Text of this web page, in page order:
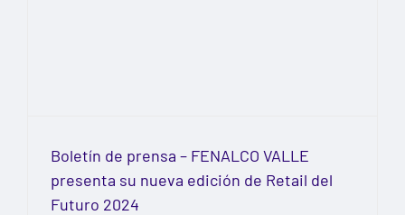
Boletín de prensa – FENALCO VALLE
presenta su nueva edición de Retail del
Futuro 2024